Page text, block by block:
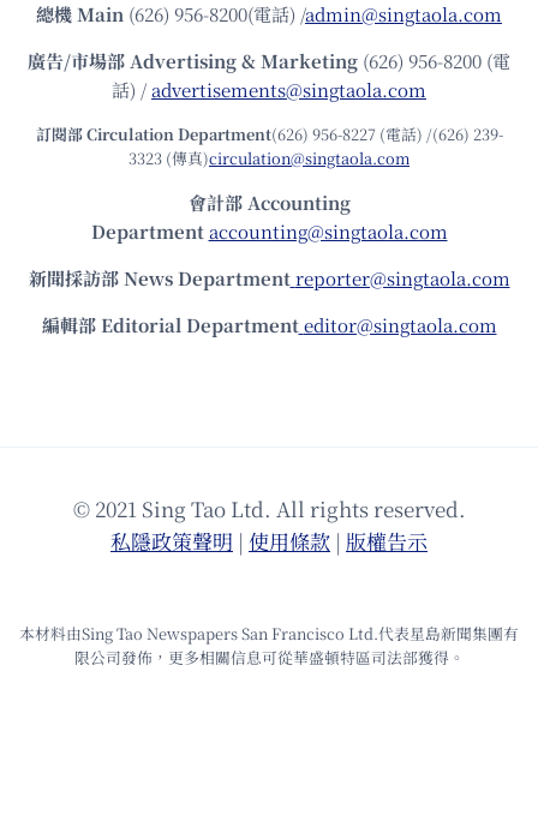
總機Main (626) 956-8200(電話) /admin@singtaola.com
廣告/市場部Advertising & Marketing (626) 956-8200 (電
話) /advertisements@singtaola.com
訂閱部 Circulation Department(626) 956-8227 (電話) /(626) 239-
3323 (傳真)circulation@singtaola.com
會計部 Accounting
Department accounting@singtaola.com
新聞採訪部 News Department reporter@singtaola.com
編輯部 Editorial Department editor@singtaola.com
© 2021 Sing Tao Ltd. All rights reserved.
私隱政策聲明 | 使⽤條款 | 版權告⽰
本材料由Sing Tao Newspapers San Francisco Ltd.代表星島新聞集團有
限公司發佈，更多相關信息可從華盛頓特區司法部獲得。